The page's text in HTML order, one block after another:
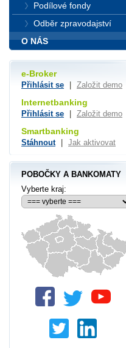
Podílové fondy
Odběr zpravodajství
O NÁS
e-Broker
Přihlásit se Založit demo
Internetbanking
Přihlásit se Založit demo
Smartbanking
Stáhnout Jak aktivovat
POBOČKY A BANKOMATY
Vyberte kraj: